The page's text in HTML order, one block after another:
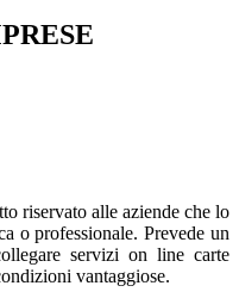
riservato alle aziende che lo
o professionale. Prevede un
servizi on line carte
vantaggiose.